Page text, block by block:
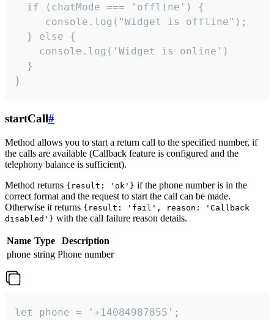
  if (chatMode === 'offline') {
     console.log("Widget is offline");
  } else {
    console.log('Widget is online')
  }
}
startCall#
Method allows you to start a return call to the specified number, if
the calls are available (Callback feature is configured and the
telephony balance is sufficient).
Method returns {result: 'ok'} if the phone number is in the
correct format and the request to start the call can be made.
Otherwise it returns {result: 'fail', reason: 'Callback
disabled'} with the call failure reason details.
Name Type
Description
phone string Phone number
let phone = '+14084987855';